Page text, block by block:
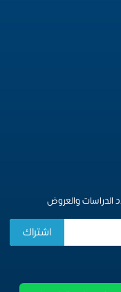
الدراسات والعروض